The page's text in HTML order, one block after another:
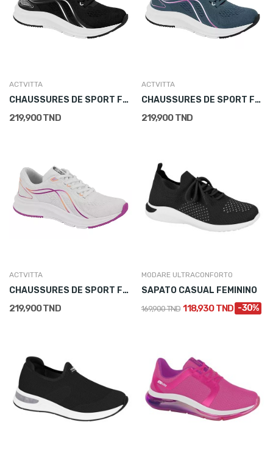
ACTVITTA
CHAUSSURES DE SPORT FEMME NOIR
219,900 TND
ACTVITTA
CHAUSSURES DE SPORT FEMME BLEU
219,900 TND
ACTVITTA
CHAUSSURES DE SPORT FEMME BLANC
219,900 TND
MODARE ULTRACONFORTO
SAPATO CASUAL FEMININO
169,900 TND 118,930 TND -30%